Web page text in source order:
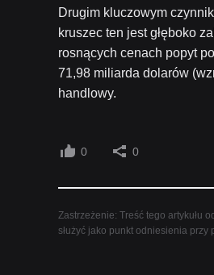
Drugim kluczowym
kruszec ten jest głęboko
rosnących cenach popyt
71,98 miliarda dolarów
handlowy.
0 0
Zastrzeżenie: Treść tego artykułu
służyć jako punkt odniesienia